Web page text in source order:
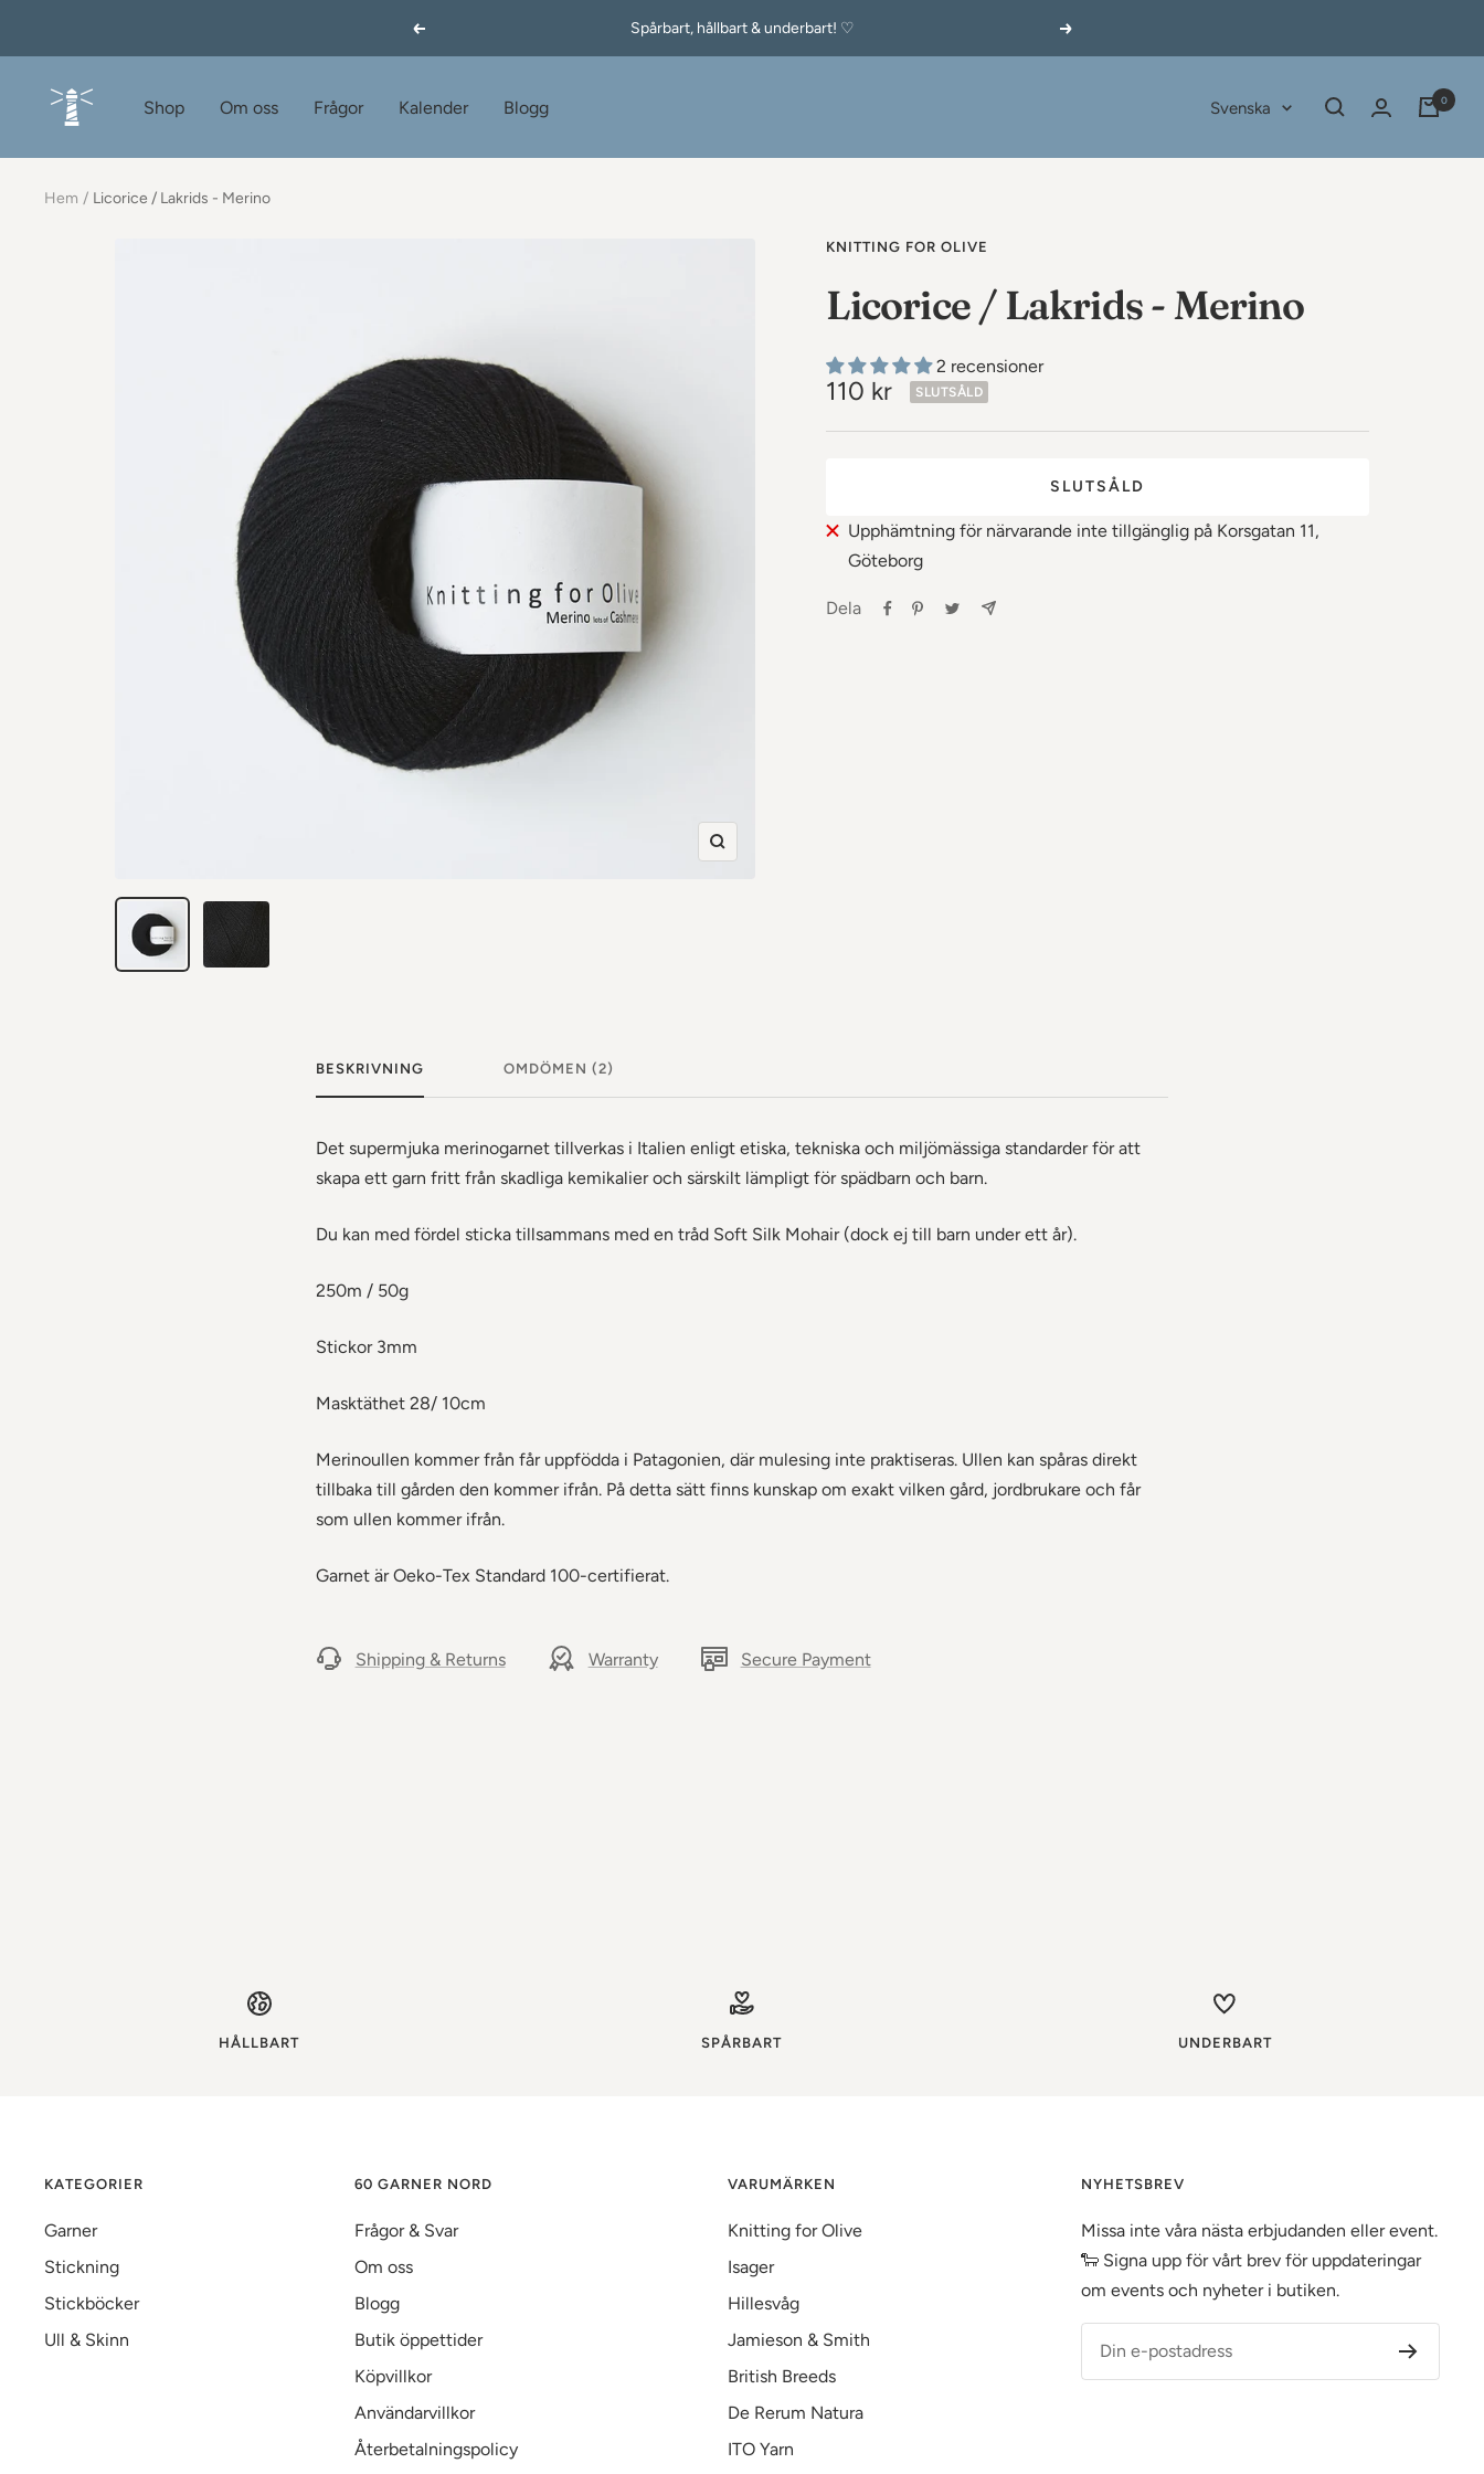
Föregående Spårbart, hållbart & underbart! ♡ Nästa
Shop Om oss Frågor Kalender Blogg
60garnernord.se
Språk
Svenska 0
Hem Licorice / Lakrids - Merino
Zooma
KNITTING FOR OLIVE
Licorice / Lakrids - Merino
2 recensioner
Rea-
pris
110 kr SLUTSÅLD
SLUTSÅLD
Upphämtning för närvarande inte tillgänglig på Korsgatan 11,
Göteborg
Dela
BESKRIVNING OMDÖMEN (2)
Det supermjuka merinogarnet tillverkas i Italien enligt etiska, tekniska och miljömässiga standarder för att
skapa ett garn fritt från skadliga kemikalier och särskilt lämpligt för spädbarn och barn.
Du kan med fördel sticka tillsammans med en tråd Soft Silk Mohair (dock ej till barn under ett år).
250m / 50g
Stickor 3mm
Masktäthet 28/ 10cm
Merinoullen kommer från får uppfödda i Patagonien, där mulesing inte praktiseras. Ullen kan spåras direkt
tillbaka till gården den kommer ifrån. På detta sätt finns kunskap om exakt vilken gård, jordbrukare och får
som ullen kommer ifrån.
Garnet är Oeko-Tex Standard 100-certifierat.
Shipping & Returns Warranty Secure Payment
HÅLLBART SPÅRBART UNDERBART
KATEGORIER
Garner
Stickning
Stickböcker
Ull & Skinn
60 GARNER NORD
Frågor & Svar
Om oss
Blogg
Butik öppettider
Köpvillkor
Användarvillkor
Återbetalningspolicy
VARUMÄRKEN
Knitting for Olive
Isager
Hillesvåg
Jamieson & Smith
British Breeds
De Rerum Natura
ITO Yarn
NYHETSBREV
Missa inte våra nästa erbjudanden eller event.
🐑 Signa upp för vårt brev för uppdateringar
om events och nyheter i butiken.
Din e-postadress